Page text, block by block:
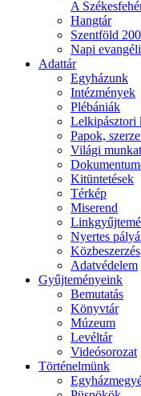
A
Hangtár
Szentföld
Napi
Adattár
Egyházunk
Intézmények
Plébániák
Lelkipásztori
Papok,
Világi
Kitüntetések
Térkép
Miserend
Nyertes
Közbeszerzés
Adatvédelem
Gyűjteményeink
Bemutatás
Könyvtár
Múzeum
Levéltár
Videósorozat
Történelmünk